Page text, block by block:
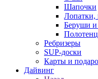
Шапочки
Лопатки,
Беруши и
Ребризеры
SUP-доски
Карты и
Дайвинг